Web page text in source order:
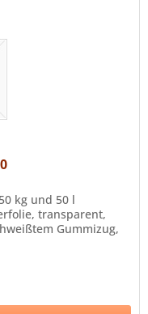
kg und 50 l
transparent,
Gummizug,